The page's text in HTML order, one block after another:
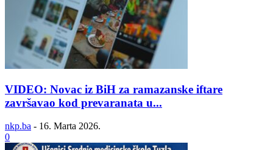
VIDEO: Novac iz BiH za ramazanske iftare
završavao kod prevaranata u...
nkp.ba - 16. Marta 2026.
0